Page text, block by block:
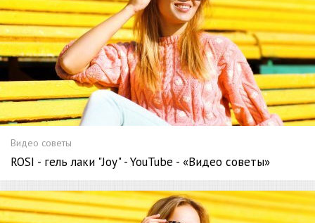
Видео советы
ROSI - гель лаки "Joy" - YouTube - «Видео советы»